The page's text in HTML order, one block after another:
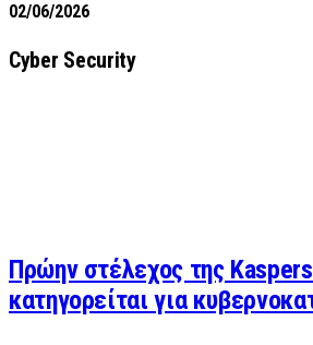
02/06/2026
Cyber Security
Πρώην στέλεχος της
κατηγορείται για